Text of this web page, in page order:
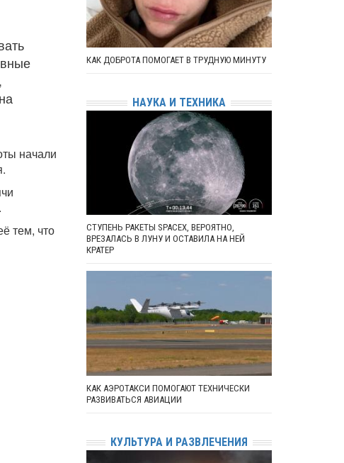
начали
тем, что
КАК ДОБРОТА ПОМОГАЕТ В ТРУДНУЮ МИНУТУ
НАУКА И ТЕХНИКА
СТУПЕНЬ РАКЕТЫ SPACEX, ВЕРОЯТНО,
ВРЕЗАЛАСЬ В ЛУНУ И ОСТАВИЛА НА НЕЙ
КРАТЕР
КАК АЭРОТАКСИ ПОМОГАЮТ ТЕХНИЧЕСКИ
РАЗВИВАТЬСЯ АВИАЦИИ
КУЛЬТУРА И РАЗВЛЕЧЕНИЯ